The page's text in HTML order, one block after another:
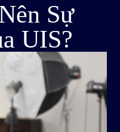
Sự
UIS?